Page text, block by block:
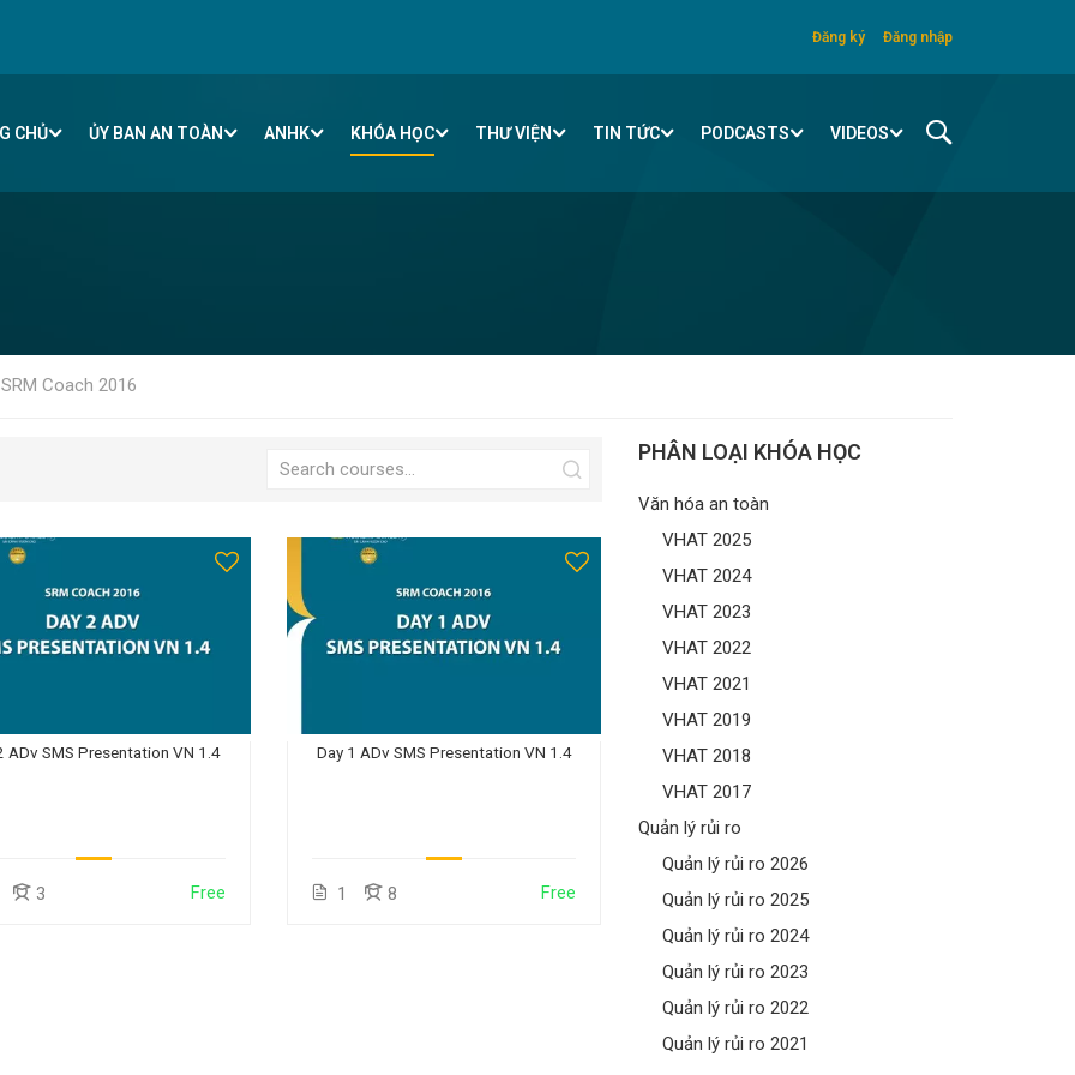
Đăng ký Đăng nhập
CHỦ ỦY BAN AN TOÀN ANHK KHÓA HỌC THƯ VIỆN TIN TỨC PODCASTS VIDEOS
SRM Coach 2016
ADv SMS Presentation VN 1.4
3 Free
Day 1 ADv SMS Presentation VN 1.4
1 8 Free
PHÂN LOẠI KHÓA HỌC
Văn hóa an toàn
VHAT 2025
VHAT 2024
VHAT 2023
VHAT 2022
VHAT 2021
VHAT 2019
VHAT 2018
VHAT 2017
Quản lý rủi ro
Quản lý rủi ro 2026
Quản lý rủi ro 2025
Quản lý rủi ro 2024
Quản lý rủi ro 2023
Quản lý rủi ro 2022
Quản lý rủi ro 2021